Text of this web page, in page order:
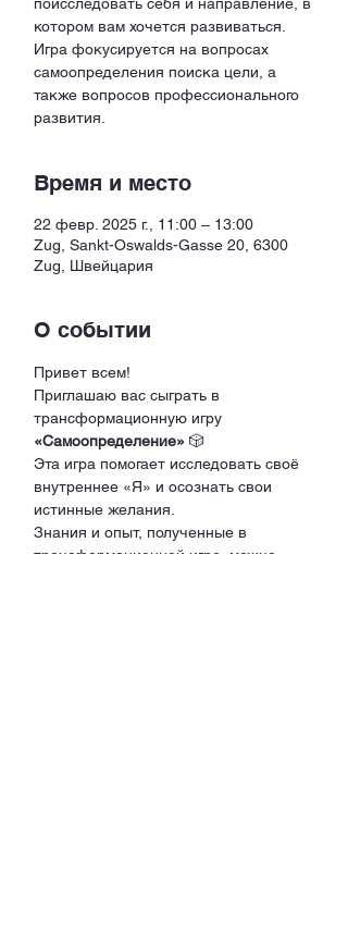
котором вам хочется развиваться.
Игра фокусируется на вопросах
самоопределения поиска цели, а
также вопросов профессионального
Время и место
22 февр. 2025 г., 11:00 – 13:00
Zug, Sankt-Oswalds-Gasse 20, 6300
Zug, Швейцария
О событии
Привет всем!
Приглашаю вас сыграть в
трансформационную игру
«Самоопределение» 🎲
Эта игра помогает исследовать своё
внутреннее «Я» и осознать свои
истинные желания.
Знания и опыт, полученные в
трансформационной игре, можно